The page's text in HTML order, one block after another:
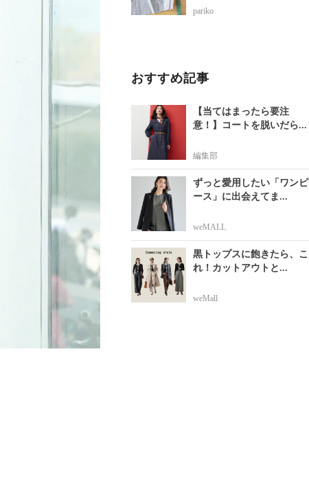
pariko
おすすめ記事
【当てはまったら要注
意！】コートを脱いだら...
編集部
ずっと愛用したい「ワンピ
ース」に出会えてま...
weMALL
黒トップスに飽きたら、こ
れ！カットアウトと...
weMall